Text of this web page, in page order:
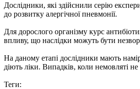
Дослідники, які здійснили серію
до розвитку алергічної пневмонії.
Для дорослого організму курс
впливу, що наслідки можуть бути
На даному етапі дослідники мають
діють ліки. Випадків, коли немовляті
Теги: